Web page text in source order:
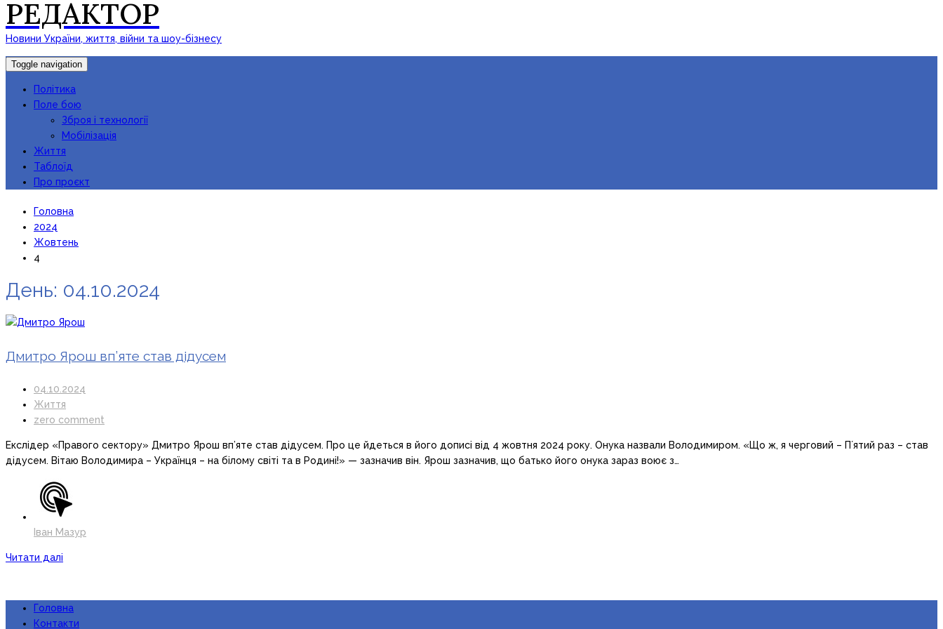
РЕДАКТОР
Новини України, життя, війни та шоу-бізнесу
Toggle navigation
Політика
Поле бою
Зброя і технології
Мобілізація
Життя
Таблоїд
Про проєкт
Головна
2024
Жовтень
4
День: 04.10.2024
Дмитро Ярош вп’яте став дідусем
04.10.2024
Життя
zero comment
Екслідер «Правого сектору» Дмитро Ярош вп’яте став дідусем. Про це йдеться в його дописі від 4 жовтня 2024 року. Онука назвали Володимиром. «Що ж, я черговий – Пʼятий раз – став
дідусем. Вітаю Володимира – Українця – на білому світі та в Родині!» — зазначив він. Ярош зазначив, що батько його онука зараз воює з…
Іван Мазур
Читати далі
Головна
Контакти